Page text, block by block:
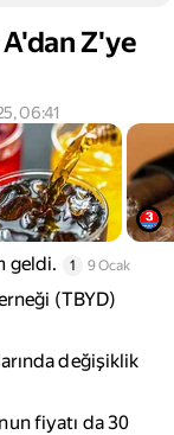
Z'ye
06:41
geldi. 1 9 Ocak
(TBYD)
değişiklik
fiyatı da 30